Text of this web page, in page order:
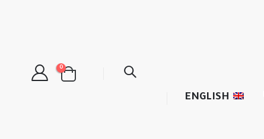
ENGLISH
0